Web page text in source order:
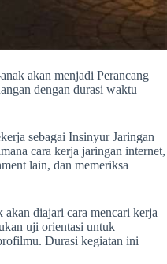
akan menjadi Perancang
dengan durasi waktu
sebagai Insinyur Jaringan
cara kerja jaringan internet,
lain, dan memeriksa
akan diajari cara mencari kerja
uji orientasi untuk
Durasi kegiatan ini